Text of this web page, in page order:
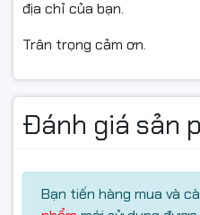
địa chỉ của bạn.
Trân trọng cảm ơn.
Đánh giá sản
Bạn tiến hàng mua và